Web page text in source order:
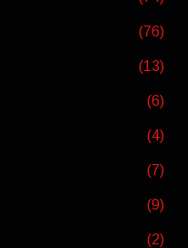
(76)
(13)
(6)
(4)
(7)
(9)
(2)